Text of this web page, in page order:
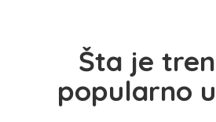
Šta je
popularno